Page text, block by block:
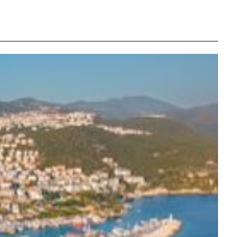
პროდუქტის
წინაშე დგას